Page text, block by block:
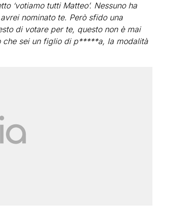
‘votiamo tutti Matteo’. Nessuno ha
nominato te. Però sfido una
di votare per te, questo non è mai
che sei un figlio di p*****a, la modalità